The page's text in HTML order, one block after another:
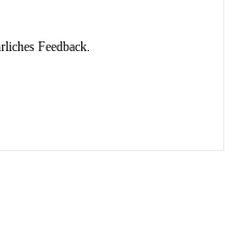
Feedback.